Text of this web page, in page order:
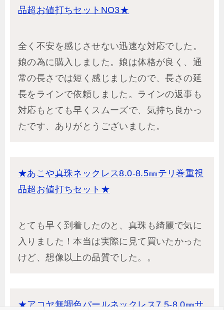
品超お値打ちセットNO3★
全く不安を感じさせない迅速な対応でした。
娘の為に購入しました。娘は体格が良く、通
常の長さでは短く感じましたので、長さの延
長をラインで依頼しました。ラインの返事も
対応もとても早くスムーズで、気持ち良かっ
たです、ありがとうございました。
★あこや真珠ネックレス8.0-8.5㎜テリ巻重視
品超お値打ちセット★
とても早く到着したのと、真珠も綺麗で気に
入りました！本当は実際に見て買いたかった
けど、想像以上の品質でした。。
★アコヤ無調色パールネックレス7.5-8.0㎜サ